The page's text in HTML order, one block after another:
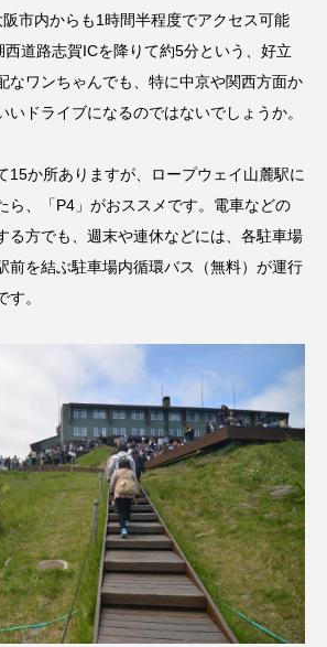
市内からも1時間半程度でアクセス可能
西道路志賀ICを降りて約5分という、好立
なワンちゃんでも、特に中京や関西方面か
いドライブになるのではないでしょうか。
15か所ありますが、ロープウェイ山麓駅に
ら、「P4」がおススメです。電車などの
る方でも、週末や連休などには、各駐車場
前を結ぶ駐車場内循環バス（無料）が運行
。